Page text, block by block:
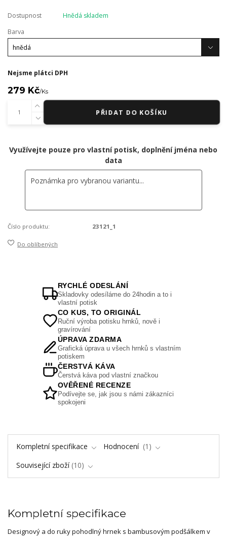
Dostupnost
Hnědá skladem
Barva
Nejsme plátci DPH
279 Kč/Ks
PŘIDAT DO KOŠÍKU
Využívejte pouze pro vlastní potisk, doplnění jména nebo
data
Číslo produktu: 23121_1
Do oblíbených
RYCHLÉ ODESLÁNÍ
Skladovky odesíláme do 24hodin a to i
vlastní potisk
CO KUS, TO ORIGINÁL
Ruční výroba potisku hrnků, nově i
gravírování
ÚPRAVA ZDARMA
Grafická úprava u všech hrnků s vlastním
potiskem
ČERSTVÁ KÁVA
Čerstvá káva pod vlastní značkou
OVĚŘENÉ RECENZE
Podívejte se, jak jsou s námi zákazníci
spokojeni
Kompletní specifikace Hodnocení
1
Související zboží 10
Kompletní specifikace
Designový a do ruky pohodlný hrnek s bambusovým podšálkem v